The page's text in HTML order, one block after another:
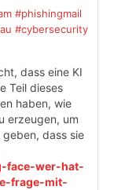
#phishingmail
#cybersecurity
dass eine KI
Teil dieses
haben, wie
erzeugen, um
dass sie
face-wer-hat-
frage-mit-